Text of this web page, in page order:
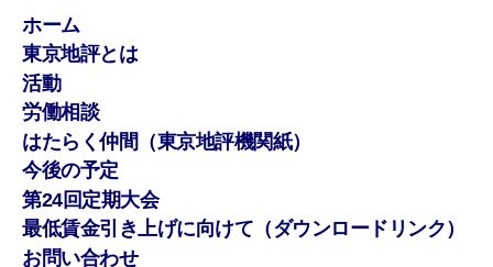
ホーム
東京地評とは
活動
労働相談
はたらく仲間（東京地評機関紙）
今後の予定
第24回定期大会
最低賃金引き上げに向けて（ダウンロードリンク）
お問い合わせ